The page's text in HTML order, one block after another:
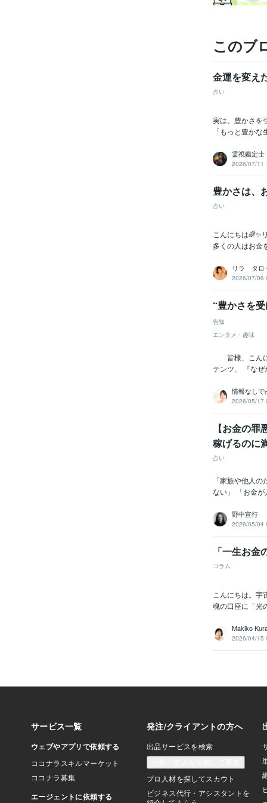
このブ
金運を変え
占い
実は、豊かさを
「もっと豊か
霊視鑑定
2026/07/11
豊かさは、
占い
こんにちは🌈✨
多くの人はお金
リラ タロ
2026/07/06
“豊かさを
告知
エンタメ・趣味
皆様、こんに
テンツ、 『な
情報なしで
2026/05/17
【お金の
稼げるのに
占い
「家族や他人
ない」 「お金
野中宣行
2026/05/04
「一生お
コラム
こんにちは。
魂の口座に「光
Makiko
2026/04/15